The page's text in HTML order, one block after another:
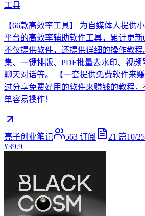
工具
【66款高效率工具】 为自媒体人提供
平台的高效率辅助软件工具，累计更
不仅提供软件，还提供详细的操作教
集、一键排版、PDF批量去水印、视
聊天对话等。 【一套提供免费软件来
过分享免费好用的软件来赚钱的教程
单容易操作！
亮子创业笔记 563 订阅 21 篇10/25
¥39.9